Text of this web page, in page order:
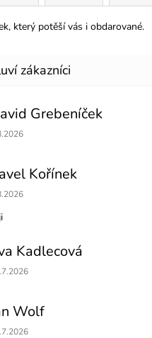
který potěší vás i obdarované.
Grebeníček
obchodu je 5 z 5 hvězdiček.
Kořínek
obchodu je 5 z 5 hvězdiček.
Kadlecová
obchodu je 5 z 5 hvězdiček.
Wolf
obchodu je 5 z 5 hvězdiček.